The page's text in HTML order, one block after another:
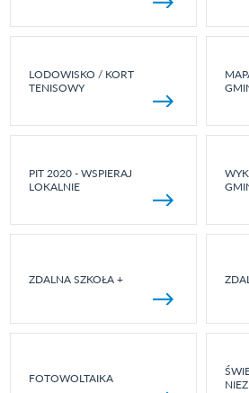
LODOWISKO / KORT
TENISOWY
PIT 2020 - WSPIERAJ
LOKALNIE
ZDALNA SZKOŁA +
FOTOWOLTAIKA